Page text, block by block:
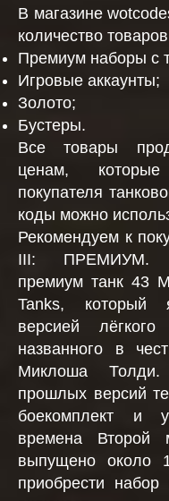
В магазине
количество
Премиум наборы с
Игровые аккаунты;
Золото;
Бустеры.
Все товары
ценам,
покупателя
коды можно
Рекомендуем к
III: ПРЕМИУМ.
премиум танк 43
Tanks, который
версией
названного в
Миклоша
прошлых версий
боекомплект и
времена Второй
выпущено около
приобрести